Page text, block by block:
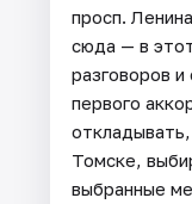
просп.
сюда — в
разговоров
первого
Томске,
выбранные